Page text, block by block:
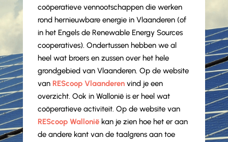
coöperatieve vennootschappen die werken
rond hernieuwbare energie in Vlaanderen (of
in het Engels de Renewable Energy Sources
cooperatives). Ondertussen hebben we al
heel wat broers en zussen over het hele
grondgebied van Vlaanderen. Op de website
van REScoop Vlaanderenvind je een
overzicht. Ook in Wallonië is er heel wat
coöperatieve activiteit. Op de website van
REScoop Walloniëkan je zien hoe het er aan
de andere kant van de taalgrens aan toe